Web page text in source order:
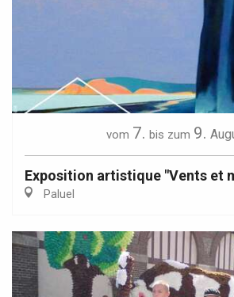
vom 7. bis zum 9.
Exposition artistique "Vents et
Paluel